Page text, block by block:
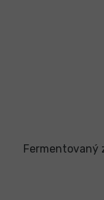
Fermentovaný